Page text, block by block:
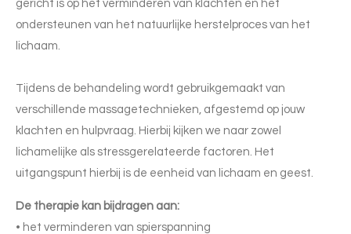
gericht is op het verminderen van klachten en het
ondersteunen van het natuurlijke herstelproces van het
lichaam.
Tijdens de behandeling wordt gebruikgemaakt van
verschillende massagetechnieken, afgestemd op jouw
klachten en hulpvraag. Hierbij kijken we naar zowel
lichamelijke als stressgerelateerde factoren. Het
uitgangspunt hierbij is de eenheid van lichaam en geest.
De therapie kan bijdragen aan:
• het verminderen van spierspanning